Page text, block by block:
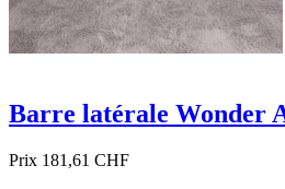
Barre latérale Wonder
Prix 181,61 CHF